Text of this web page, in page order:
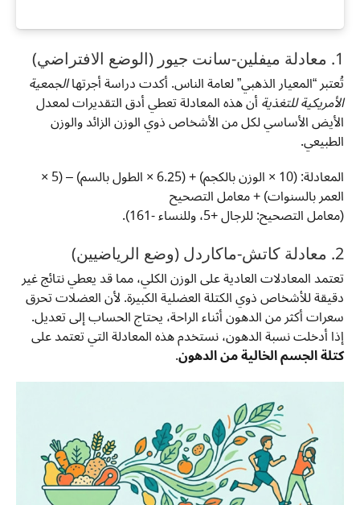
1. معادلة ميفلين-سانت جيور (الوضع الافتراضي)
تُعتبر “المعيار الذهبي” لعامة الناس. أكدت دراسة أجرتهاالجمعية
الأمريكية للتغذيةأن هذه المعادلة تعطي أدق التقديرات لمعدل
الأيض الأساسي لكل من الأشخاص ذوي الوزن الزائد والوزن
الطبيعي.
المعادلة: (10 × الوزن بالكجم) + (6.25 × الطول بالسم) – (5 ×
العمر بالسنوات) + معامل التصحيح
(معامل التصحيح: للرجال +5، وللنساء -161).
2. معادلة كاتش-ماكاردل (وضع الرياضيين)
تعتمد المعادلات العادية على الوزن الكلي، مما قد يعطي نتائج غير
دقيقة للأشخاص ذوي الكتلة العضلية الكبيرة. لأن العضلات تحرق
سعرات أكثر من الدهون أثناء الراحة، يحتاج الحساب إلى تعديل.
إذا أدخلت نسبة الدهون، نستخدم هذه المعادلة التي تعتمد على
كتلة الجسم الخالية من الدهون.